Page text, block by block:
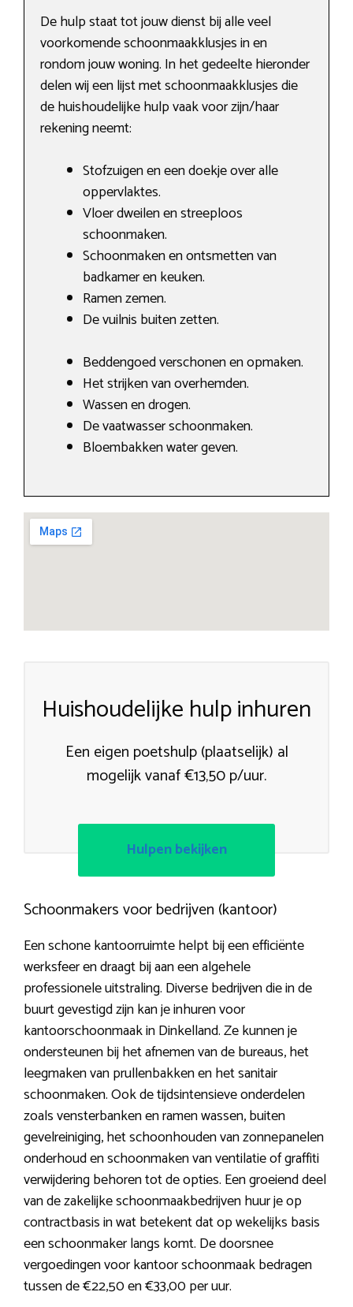
De hulp staat tot jouw dienst bij alle veel
voorkomende schoonmaakklusjes in en
rondom jouw woning. In het gedeelte hieronder
delen wij een lijst met schoonmaakklusjes die
de huishoudelijke hulp vaak voor zijn/haar
rekening neemt:
Stofzuigen en een doekje over alle
oppervlaktes.
Vloer dweilen en streeploos
schoonmaken.
Schoonmaken en ontsmetten van
badkamer en keuken.
Ramen zemen.
De vuilnis buiten zetten.
Beddengoed verschonen en opmaken.
Het strijken van overhemden.
Wassen en drogen.
De vaatwasser schoonmaken.
Bloembakken water geven.
Huishoudelijke hulp inhuren
Een eigen poetshulp (plaatselijk) al
mogelijk vanaf €13,50 p/uur.
Hulpen bekijken
Schoonmakers voor bedrijven (kantoor)
Een schone kantoorruimte helpt bij een efficiënte
werksfeer en draagt bij aan een algehele
professionele uitstraling. Diverse bedrijven die in de
buurt gevestigd zijn kan je inhuren voor
kantoorschoonmaak in Dinkelland. Ze kunnen je
ondersteunen bij het afnemen van de bureaus, het
leegmaken van prullenbakken en het sanitair
schoonmaken. Ook de tijdsintensieve onderdelen
zoals vensterbanken en ramen wassen, buiten
gevelreiniging, het schoonhouden van zonnepanelen
onderhoud en schoonmaken van ventilatie of graffiti
verwijdering behoren tot de opties. Een groeiend deel
van de zakelijke schoonmaakbedrijven huur je op
contractbasis in wat betekent dat op wekelijks basis
een schoonmaker langs komt. De doorsnee
vergoedingen voor kantoor schoonmaak bedragen
tussen de €22,50 en €33,00 per uur.